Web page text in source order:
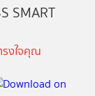
SMART
รงใจคุณ